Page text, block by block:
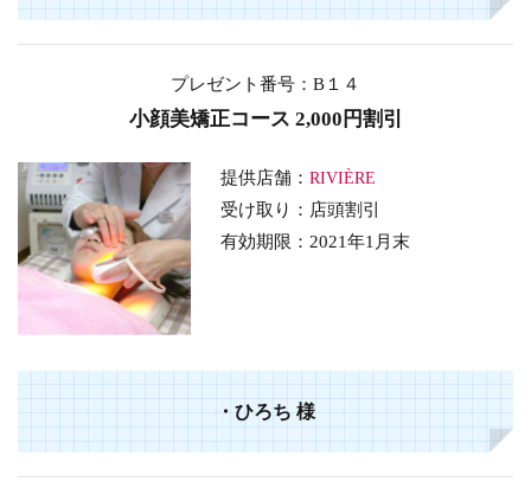
プレゼント番号：B１４
小顔美矯正コース 2,000円割引
提供店舗：RIVIÈRE
受け取り：店頭割引
有効期限：2021年1月末
・ひろち 様